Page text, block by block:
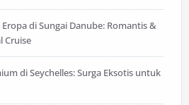
di Sungai Danube: Romantis &
Cruise
di Seychelles: Surga Eksotis untuk